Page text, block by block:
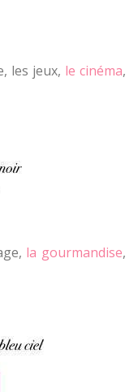
les jeux, le cinéma,
la gourmandise,